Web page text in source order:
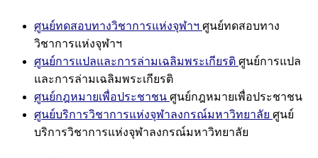
ศูนย์ทดสอบทางวิชาการแห่งจุฬาฯ ศูนย์ทดสอบทาง
วิชาการแห่งจุฬาฯ
ศูนย์การแปลและการล่ามเฉลิมพระเกียรติ ศูนย์การแปล
และการล่ามเฉลิมพระเกียรติ
ศูนย์กฎหมายเพื่อประชาชน ศูนย์กฎหมายเพื่อประชาชน
ศูนย์บริการวิชาการแห่งจุฬาลงกรณ์มหาวิทยาลัย ศูนย์
บริการวิชาการแห่งจุฬาลงกรณ์มหาวิทยาลัย